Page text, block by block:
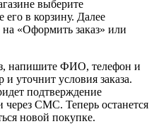
выберите
его в корзину. Далее
«Оформить заказ» или
напишите ФИО, телефон и
уточнит условия заказа.
подтверждение
через СМС. Теперь останется
новой покупке.